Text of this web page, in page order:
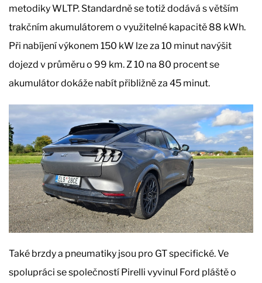
metodiky WLTP. Standardně se totiž dodává s větším
trakčním akumulátorem o využitelné kapacitě 88 kWh.
Při nabíjení výkonem 150 kW lze za 10 minut navýšit
dojezd v průměru o 99 km. Z 10 na 80 procent se
akumulátor dokáže nabít přibližně za 45 minut.
Také brzdy a pneumatiky jsou pro GT specifické. Ve
spolupráci se společností Pirelli vyvinul Ford pláště o